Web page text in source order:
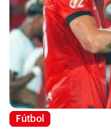
Fútbol